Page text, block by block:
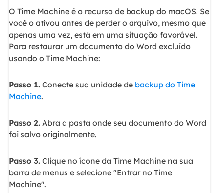
O Time Machine é o recurso de backup do macOS. Se
você o ativou antes de perder o arquivo, mesmo que
apenas uma vez, está em uma situação favorável.
Para restaurar um documento do Word excluído
usando o Time Machine:
Passo 1.Conecte sua unidade de backup do Time
Machine.
Passo 2.Abra a pasta onde seu documento do Word
foi salvo originalmente.
Passo 3.Clique no ícone da Time Machine na sua
barra de menus e selecione "Entrar no Time
Machine".